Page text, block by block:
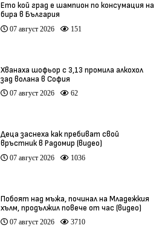
Ето кой град е шампион по консумация на
бира в България
07 август 2026 151
Хванаха шофьор с 3,13 промила алкохол
зад волана в София
07 август 2026 62
Деца заснеха как пребиват свой
връстник в Радомир (видео)
07 август 2026 1036
Побоят над мъжа, починал на Младежкия
хълм, продължил повече от час (видео)
07 август 2026 3710